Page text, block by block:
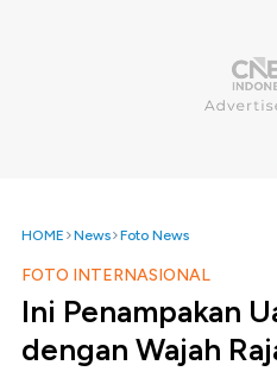
HOME News Foto News
FOTO INTERNASIONAL
Ini Penampakan
dengan Wajah